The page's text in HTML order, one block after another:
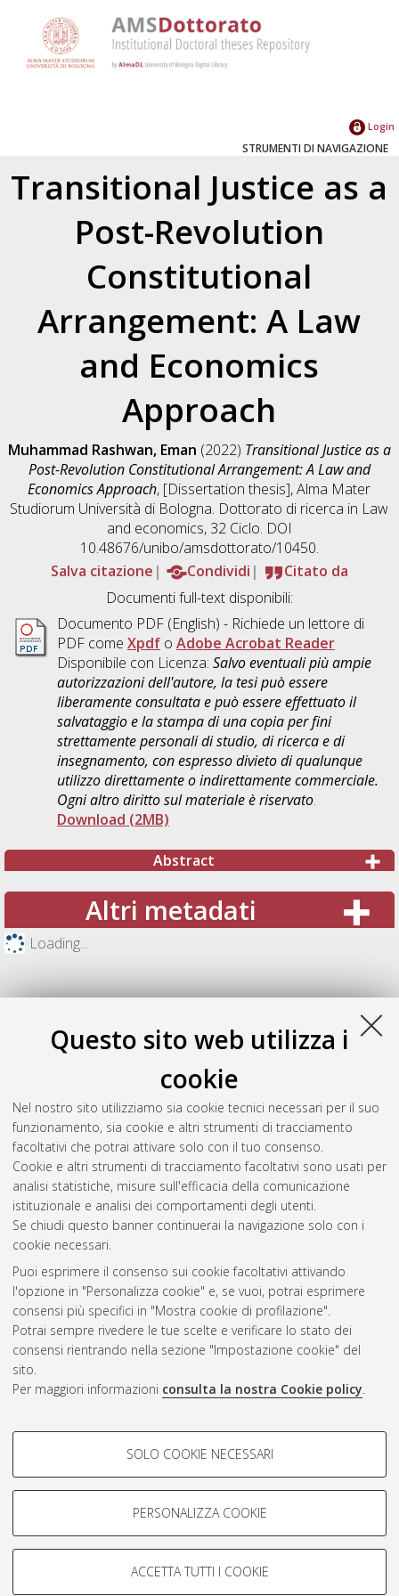
Questo sito web utilizza i
cookie
Nel nostro sito utilizziamo sia cookie tecnici necessari per il suo
funzionamento, sia cookie e altri strumenti di tracciamento
facoltativi che potrai attivare solo con il tuo consenso.
Cookie e altri strumenti di tracciamento facoltativi sono usati per
analisi statistiche, misure sull'efficacia della comunicazione
istituzionale e analisi dei comportamenti degli utenti.
Se chiudi questo banner continuerai la navigazione solo con i
cookie necessari.
Puoi esprimere il consenso sui cookie facoltativi attivando
l'opzione in "Personalizza cookie" e, se vuoi, potrai esprimere
consensi più specifici in "Mostra cookie di profilazione".
Potrai sempre rivedere le tue scelte e verificare lo stato dei
consensi rientrando nella sezione "Impostazione cookie" del
sito.
Per maggiori informazioni consulta la nostra Cookie policy.
COOKIE DI PROFILAZIONE -
Si tratta di cookie utilizzati per analizzare le caratteristiche della
navigazione degli utenti, creare profili in base al loro comportamento
Mostra cookie di profilazione
SOLO COOKIE NECESSARI
PERSONALIZZA COOKIE
ACCETTA TUTTI I COOKIE
Login
STRUMENTI DI NAVIGAZIONE
Transitional Justice as a
Post-Revolution
Constitutional
Arrangement: A Law
and Economics
Approach
Muhammad Rashwan, Eman (2022) Transitional Justice as a
Post-Revolution Constitutional Arrangement: A Law and
Economics Approach, [Dissertation thesis], Alma Mater
Studiorum Università di Bologna. Dottorato di ricerca in Law
and economics, 32 Ciclo. DOI
10.48676/unibo/amsdottorato/10450.
Salva citazione
Condividi
Citato da
Documenti full-text disponibili:
Documento PDF(English) - Richiede un lettore di
PDF come Xpdfo Adobe Acrobat Reader
Disponibile con Licenza: Salvo eventuali più ampie
autorizzazioni dell'autore, la tesi può essere
liberamente consultata e può essere effettuato il
salvataggio e la stampa di una copia per fini
strettamente personali di studio, di ricerca e di
insegnamento, con espresso divieto di qualunque
utilizzo direttamente o indirettamente commerciale.
Ogni altro diritto sul materiale è riservato.
Download (2MB)
Abstract
Altri metadati
Loading...
Gestione del documento:
Atom
Rss 1.0
Rss 2.0
ISSN: 2038-7946
Impostazioni Cookie
Informativa sulla privacy
Condizioni d’uso del sito